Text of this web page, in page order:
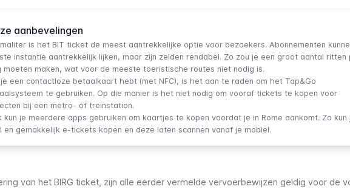
aanbevelingen
is het BIT ticket de meest aantrekkelijke optie voor bezoekers. Abonnementen
instantie aantrekkelijk lijken, maar zijn zelden rendabel. Zo zou je een groot aantal ritten
moeten maken, wat voor de meeste toeristische routes niet nodig is.
een contactloze betaalkaart hebt (met NFC), is het aan te raden om het Tap&Go
te gebruiken. Op die manier is het niet nodig om vooraf tickets te kopen voor
bij een metro- of treinstation.
kun je meerdere apps gebruiken om kaartjes te kopen voordat je in Rome aankomt. Zo kun
en gemakkelijk e-tickets kopen en deze laten scannen vanaf je mobiel.
van het BIRG ticket , zijn alle eerder vermelde vervoerbewijzen geldig voor de